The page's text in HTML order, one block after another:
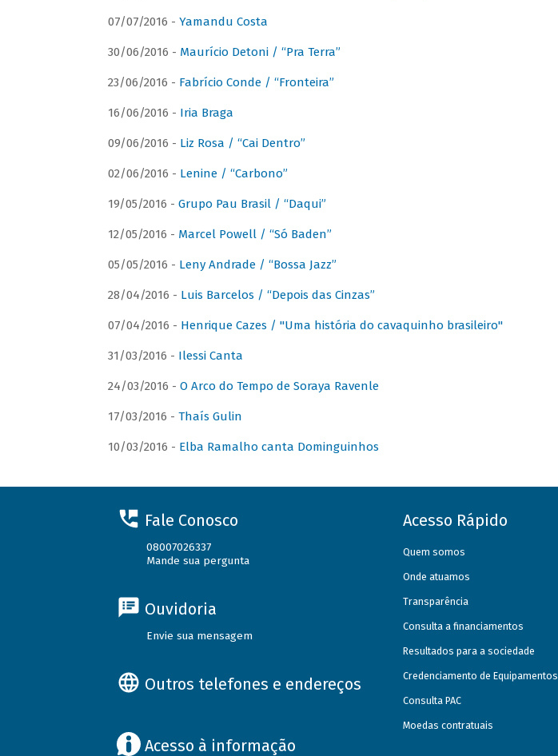
07/07/2016 - Yamandu Costa
30/06/2016 - Maurício Detoni / “Pra Terra”
23/06/2016 - Fabrício Conde / “Fronteira”
16/06/2016 - Iria Braga
09/06/2016 - Liz Rosa / “Cai Dentro”
02/06/2016 - Lenine / “Carbono”
19/05/2016 - Grupo Pau Brasil / “Daqui”
12/05/2016 - Marcel Powell / “Só Baden”
05/05/2016 - Leny Andrade / “Bossa Jazz”
28/04/2016 - Luis Barcelos / “Depois das Cinzas”
07/04/2016 - Henrique Cazes / "Uma história do cavaquinho brasileiro"
31/03/2016 - Ilessi Canta
24/03/2016 - O Arco do Tempo de Soraya Ravenle
17/03/2016 - Thaís Gulin
10/03/2016 - Elba Ramalho canta Dominguinhos
Fale Conosco
08007026337
Mande sua pergunta
Ouvidoria
Envie sua mensagem
Outros telefones e endereços
Acesso à informação
Acesso Rápido
Quem somos
Onde atuamos
Transparência
Consulta a financiamentos
Resultados para a sociedade
Credenciamento de Equipamentos
Consulta PAC
Moedas contratuais